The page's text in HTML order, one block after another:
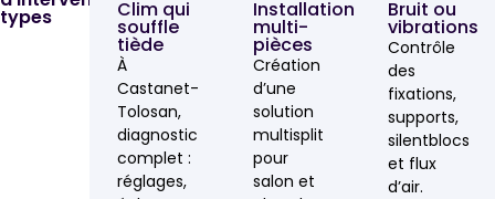
types Clim qui
souffle
tiède
À
Castanet-
Tolosan,
diagnostic
complet :
réglages,
Installation
multi-
pièces
Création
d’une
solution
multisplit
pour
salon et
Bruit ou
vibrations
Contrôle
des
fixations,
supports,
silentblocs
et flux
d’air.